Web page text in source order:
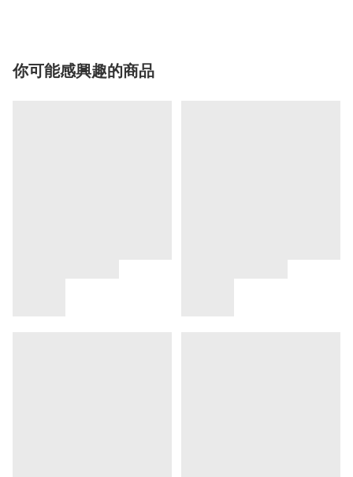
你可能感興趣的商品